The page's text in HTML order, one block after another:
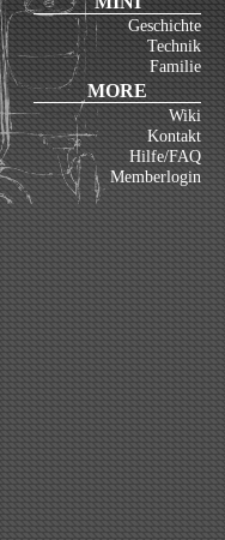
Geschichte
Technik
Familie
MORE
Wiki
Kontakt
Hilfe/FAQ
Memberlogin